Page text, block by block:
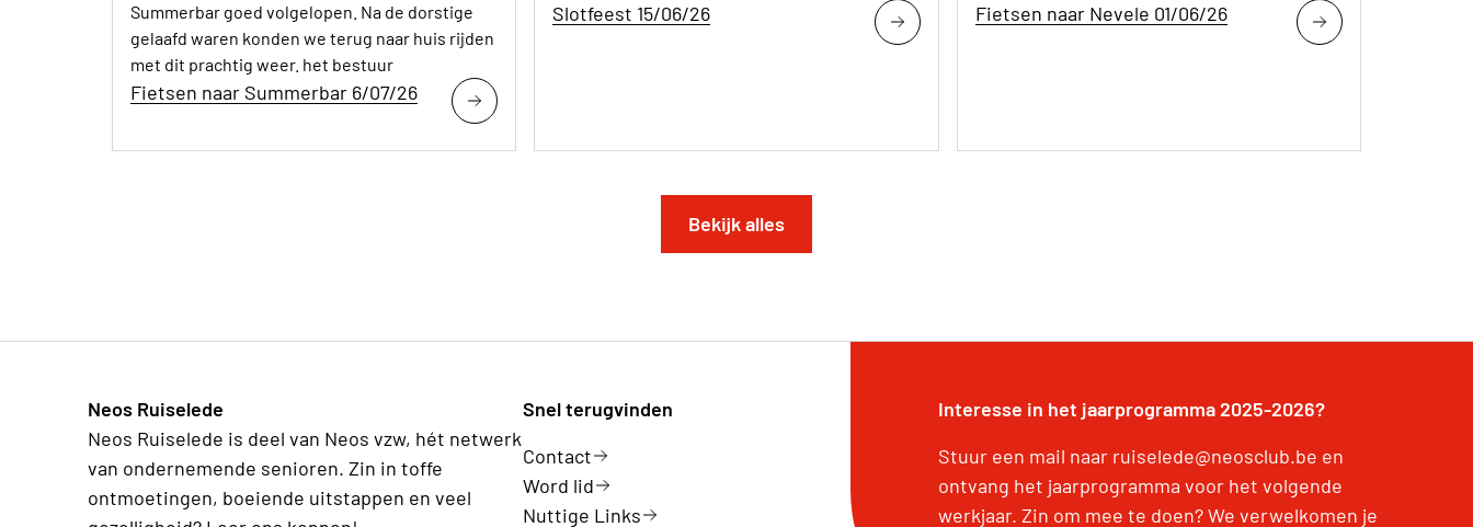
Summerbar goed volgelopen. Na de dorstige
gelaafd waren konden we terug naar huis rijden
met dit prachtig weer. het bestuur
Fietsen naar Summerbar 6/07/26
Slotfeest 15/06/26 Fietsen naar Nevele 01/06/26
Bekijk alles
Neos Ruiselede
Neos Ruiselede is deel van Neos vzw, hét netwerk
van ondernemende senioren. Zin in toffe
ontmoetingen, boeiende uitstappen en veel
Snel terugvinden
Contact
Word lid
Nuttige Links
Interesse in het jaarprogramma 2025-2026?
Stuur een mail naar ruiselede@neosclub.be en
ontvang het jaarprogramma voor het volgende
werkjaar. Zin om mee te doen? We verwelkomen je